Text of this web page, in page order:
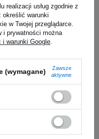
realizacji usług zgodnie z
określić warunki
w Twojej przeglądarce.
i prywatności można
i warunki Google.
(wymagane)
Zawsze
aktywne